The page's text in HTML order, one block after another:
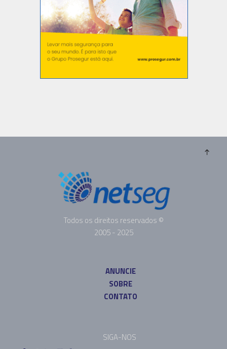
Todos os direitos reservados ©
2005 - 2025
ANUNCIE
SOBRE
CONTATO
SIGA-NOS